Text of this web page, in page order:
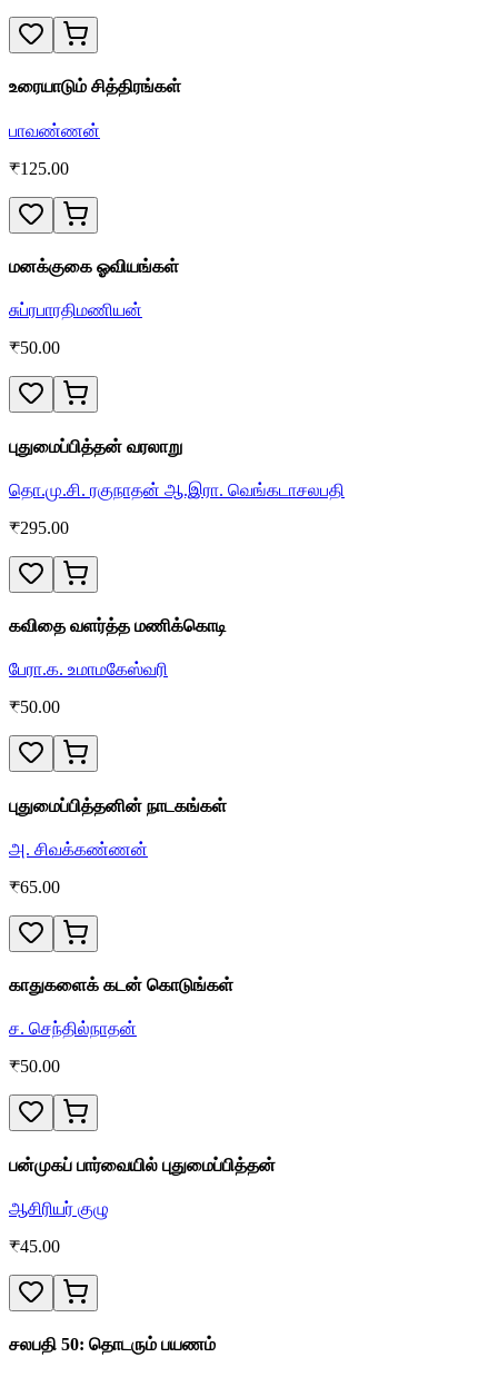
உரையாடும் சித்திரங்கள்
பாவண்ணன்
₹125.00
மனக்குகை ஓவியங்கள்
சுப்ரபாரதிமணியன்
₹50.00
புதுமைப்பித்தன் வரலாறு
தொ.மு.சி. ரகுநாதன் ஆ.இரா. வெங்கடாசலபதி
₹295.00
கவிதை வளர்த்த மணிக்கொடி
பேரா.க. உமாமகேஸ்வரி
₹50.00
புதுமைப்பித்தனின் நாடகங்கள்
அ. சிவக்கண்ணன்
₹65.00
காதுகளைக் கடன் கொடுங்கள்
ச. செந்தில்நாதன்
₹50.00
பன்முகப் பார்வையில் புதுமைப்பித்தன்
ஆசிரியர் குழு
₹45.00
சலபதி 50: தொடரும் பயணம்